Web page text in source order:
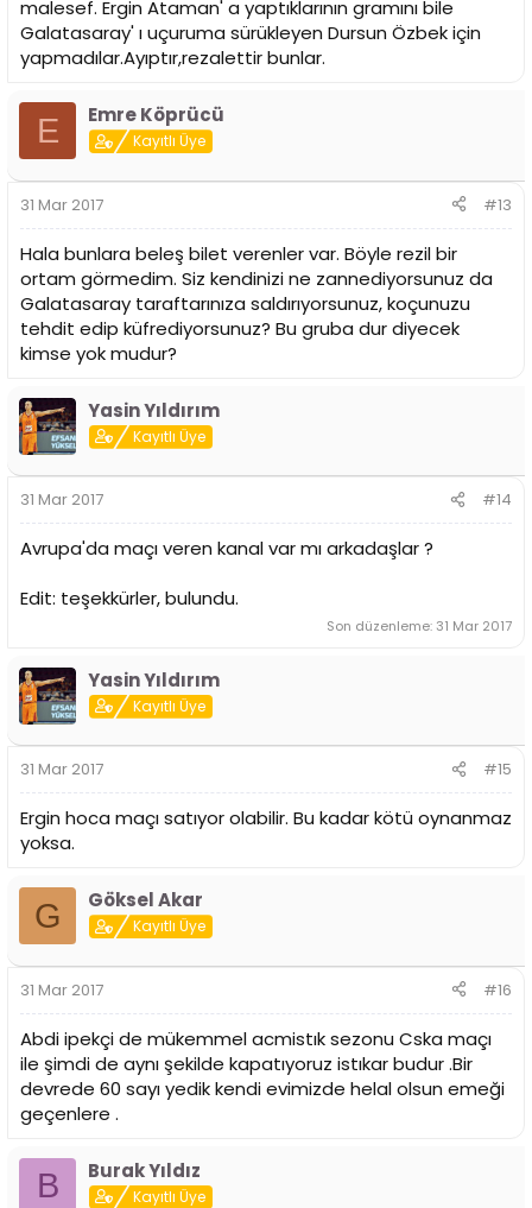
malesef. Ergin Ataman' a yaptıklarının gramını bile
Galatasaray' ı uçuruma sürükleyen Dursun Özbek için
yapmadılar.Ayıptır,rezalettir bunlar.
E Emre Köprücü
Kayıtlı Üye
31 Mar 2017 #13
Hala bunlara beleş bilet verenler var. Böyle rezil bir
ortam görmedim. Siz kendinizi ne zannediyorsunuz da
Galatasaray taraftarınıza saldırıyorsunuz, koçunuzu
tehdit edip küfrediyorsunuz? Bu gruba dur diyecek
kimse yok mudur?
Yasin Yıldırım
Kayıtlı Üye
31 Mar 2017 #14
Avrupa'da maçı veren kanal var mı arkadaşlar ?
Edit: teşekkürler, bulundu.
Son düzenleme: 31 Mar 2017
Yasin Yıldırım
Kayıtlı Üye
31 Mar 2017 #15
Ergin hoca maçı satıyor olabilir. Bu kadar kötü oynanmaz
yoksa.
G Göksel Akar
Kayıtlı Üye
31 Mar 2017 #16
Abdi ipekçi de mükemmel acmistık sezonu Cska maçı
ile şimdi de aynı şekilde kapatıyoruz istıkar budur .Bir
devrede 60 sayı yedik kendi evimizde helal olsun emeği
geçenlere .
B Burak Yıldız
Kayıtlı Üye